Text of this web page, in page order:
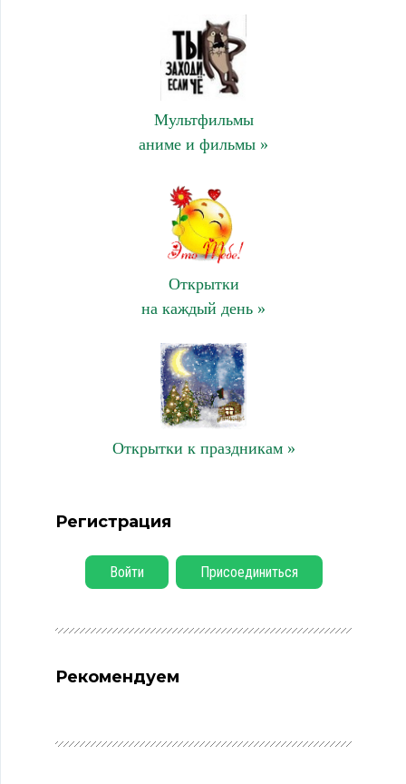
Мультфильмы
аниме и фильмы »
Открытки
на каждый день »
Открытки к праздникам »
Регистрация
Войти Присоединиться
Рекомендуем